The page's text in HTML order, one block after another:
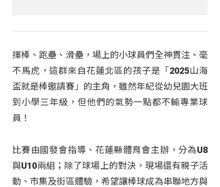
揮棒、跑壘、滑壘，場上的小球員們全神貫注、毫
不馬虎，這群來自花蓮北區的孩子是「2025山海
盃就是棒邀請賽」的主角，雖然年紀從幼兒園大班
到小學三年級，但他們的氣勢一點都不輸專業球
員！
比賽由國發會指導、花蓮縣體育會主辦，分為U8
與U10兩組；除了球場上的對決，現場還有親子活
動、市集及街區體驗，希望讓棒球成為串聯地方與